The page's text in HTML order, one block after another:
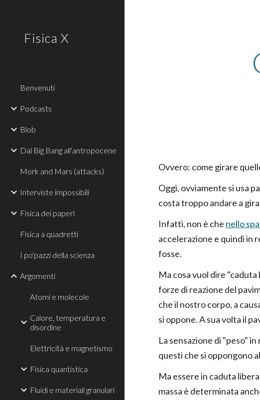
Fisica X
Benvenuti
Podcasts
Blob
Dal Big Bang all'antropocene
Mork and Mars (attacks)
Interviste impossibili
Fisica dei paperi
Fisica a quadretti
I po'pazzi della scienza
Argomenti
Atomi e molecole
Calore, temperatura e
disordine
Elettricità e magnetismo
Fisica quantistica
Fluidi e materiali granulari
Ovvero: come girare
Oggi, ovviamente si usa
costa troppo andare a
Infatti, non è che nello
accelerazione e quindi in
fosse.
Ma cosa vuol dire
forze di reazione del
che il nostro corpo, a
si oppone. A sua volta il
La sensazione di "peso"
questi che si oppongono
Ma essere in caduta
massa è determinata